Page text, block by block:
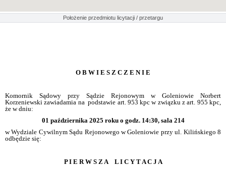
Położenie przedmiotu licytacji / przetargu
O B W I E S Z C Z E N I E
Komornik Sądowy przy Sądzie Rejonowym w Goleniowie Norbert
Korzeniewski zawiadamia na podstawie art. 953 kpc w związku z art. 955 kpc,
że w dniu:
01 października 2025 roku o godz. 14:30, sala 214
w Wydziale Cywilnym Sądu Rejonowego w Goleniowie przy ul. Kilińskiego 8
odbędzie się:
P I E R W S Z A L I C Y T A C J A